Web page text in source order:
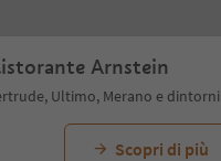
Arnstein
Ultimo, Merano e dintorni
Scopri di più